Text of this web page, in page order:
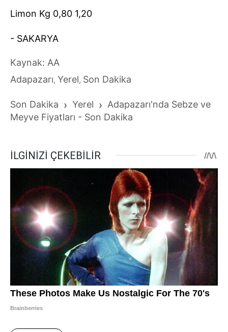
Limon Kg 0,80 1,20
- SAKARYA
Kaynak: AA
Adapazarı, Yerel, Son Dakika
Son Dakika › Yerel › Adapazarı'nda Sebze ve
Meyve Fiyatları - Son Dakika